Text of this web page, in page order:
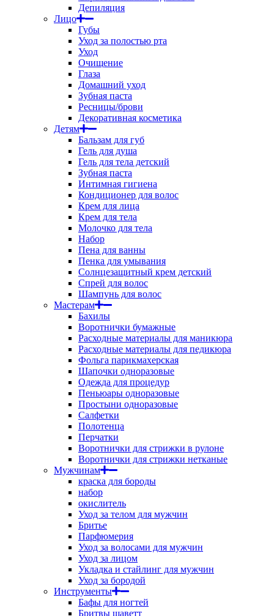
Депиляция
Лицо
Губы
Уход за полостью рта
Уход
Очищение
Глаза
Домашний уход
Зубная паста
Ресницы/брови
Декоративная косметика
Детям
Бальзам для губ
Гель для душа
Гель для тела детский
Зубная паста
Интимная гигиена
Кондиционер для волос
Крем для лица
Крем для тела
Молочко для тела
Набор
Пена для ванны
Пенка для умывания
Солнцезащитный крем детский
Спрей для волос
Шампунь для волос
Мастерам
Бахилы
Воротнички бумажные
Расходные материалы для маникюра
Расходные материалы для педикюра
Фольга парикмахерская
Шапочки одноразовые
Одежда для процедур
Пеньюары одноразовые
Простыни одноразовые
Салфетки
Полотенца
Перчатки
Воротнички для стрижки в рулоне
Воротнички для стрижки нетканые
Мужчинам
краска для бороды
набор
окислитель
Уход за телом для мужчин
Бритье
Парфюмерия
Уход за волосами для мужчин
Уход за лицом
Укладка и стайлинг для мужчин
Уход за бородой
Инструменты
Бафы для ногтей
Бритвы шаветт